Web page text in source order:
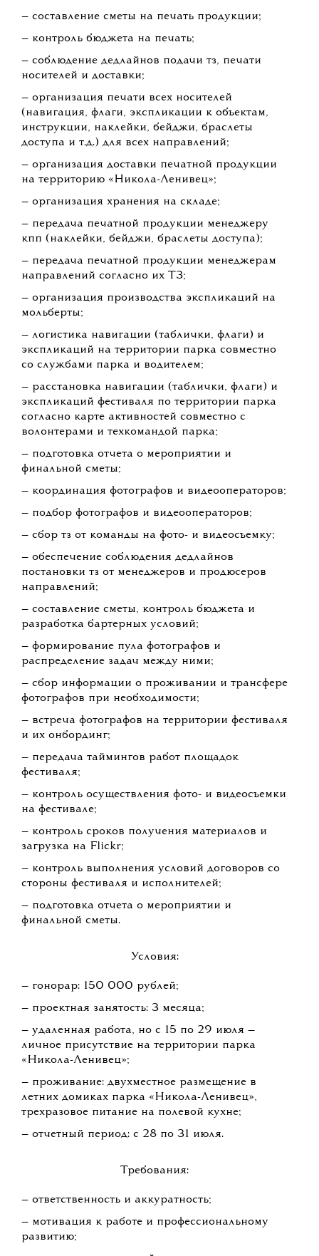
Арт-парк «Никола-Ленивец» ищет менеджера по
печати полиграфии, навигации и координатора
Резюме и сопроводительное письмо с темой «от
The Blueprint» отправляйте на почту:
pavel.turkin@nikola-lenivets.com или
+79030040307 (Тelegram). Вакансия закрыта.
Обязанности:
— разработка регламента постановки тз на
печать для всех служб фестиваля;
— ведение рабочей папки на гугл диске
фестиваля;
— фиксация производственного календаря,
составление плана реализации направления;
— составление таблиц заявок на печать всей
печатной продукции (навигация, флаги,
экспликации к объектам, инструкции,
наклейки, бейджи, браслеты доступа и т.д.) для
всех направлений;
— составление сметы на печать продукции;
— контроль бюджета на печать;
— соблюдение дедлайнов подачи тз, печати
носителей и доставки;
(навигация, флаги, экспликации к объектам,
инструкции, наклейки, бейджи, браслеты
доступа и т.д.) для всех направлений;
— организация доставки печатной продукции
на территорию «Никола-Ленивец»;
— организация хранения на складе;
— передача печатной продукции менеджеру
кпп (наклейки, бейджи, браслеты доступа);
— передача печатной продукции менеджерам
направлений согласно их ТЗ;
— организация производства экспликаций на
мольберты;
— логистика навигации (таблички, флаги) и
экспликаций на территории парка совместно
со службами парка и водителем;
— расстановка навигации (таблички, флаги) и
экспликаций фестиваля по территории парка
согласно карте активностей совместно с
волонтерами и техкомандой парка;
— подготовка отчета о мероприятии и
финальной сметы;
— координация фотографов и видеооператоров;
— подбор фотографов и видеооператоров;
— сбор тз от команды на фото- и видеосъемку;
— обеспечение соблюдения дедлайнов
постановки тз от менеджеров и продюсеров
— составление сметы, контроль бюджета и
— формирование пула фотографов и
распределение задач между ними;
— сбор информации о проживании и трансфере
фотографов при необходимости;
и их онбординг;
— передача таймингов работ площадок
фестиваля;
— контроль осуществления фото- и видеосъемки
загрузка на Flickr;
— контроль выполнения условий договоров со
стороны фестиваля и исполнителей;